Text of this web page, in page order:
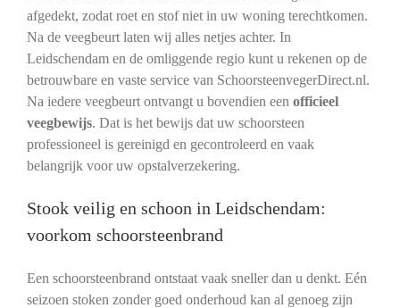
afgedekt, zodat roet en stof niet in uw woning terechtkomen.
Na de veegbeurt laten wij alles netjes achter. In
Leidschendam en de omliggende regio kunt u rekenen op de
betrouwbare en vaste service van SchoorsteenvegerDirect.nl.
Na iedere veegbeurt ontvangt u bovendien een officieel
veegbewijs. Dat is het bewijs dat uw schoorsteen
professioneel is gereinigd en gecontroleerd en vaak
belangrijk voor uw opstalverzekering.
Stook veilig en schoon in Leidschendam:
voorkom schoorsteenbrand
Een schoorsteenbrand ontstaat vaak sneller dan u denkt. Eén
seizoen stoken zonder goed onderhoud kan al genoeg zijn